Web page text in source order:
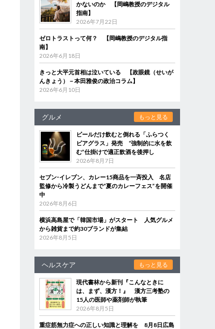
かないのか 【岡嶋教授のデジタル
指南】
2026年7月22日
ゼロトラストって何？ 【岡嶋教授のデジタル指
南】
2026年6月18日
きっと大平元首相は泣いている 【政眼鏡（せいが
んきょう）－本田雅俊の政治コラム】
2026年6月10日
グルメ もっと見る
ビールだけ飲むと倒れる「ふらつく
ビアグラス」発売 “強制的に水を飲
む”仕掛けで適正飲酒を後押し
2026年8月7日
セブン‐イレブン、カレー15商品を一斉投入 名店
監修から冷製うどんまで“夏のカレーフェス”を開催
中
2026年8月6日
横浜高島屋で「韓国市場」がスタート 人気グルメ
から雑貨まで約30ブランドが集結
2026年8月5日
ヘルスケア もっと見る
現代書林から新刊『こんなときに
は、まず、漢方！』 漢方三考塾の
15人の医師や薬剤師が執筆
2026年8月5日
重症筋無力症への正しい知識と理解を 8月8日広島